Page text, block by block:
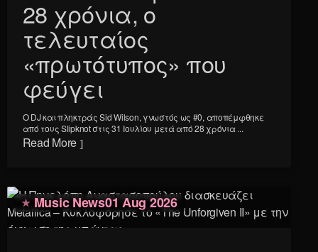
28 χρόνια, ο
τελευταίος
«πρωτότυπος» που
φεύγει
Ο DJ και πληκτράς Sid Wilson, γνωστός ως #0, αποπέμφθηκε
από τους Slipknot στις 31 Ιουλίου μετά από 28 χρόνια ...
Read More
Music News01 Aug 2026